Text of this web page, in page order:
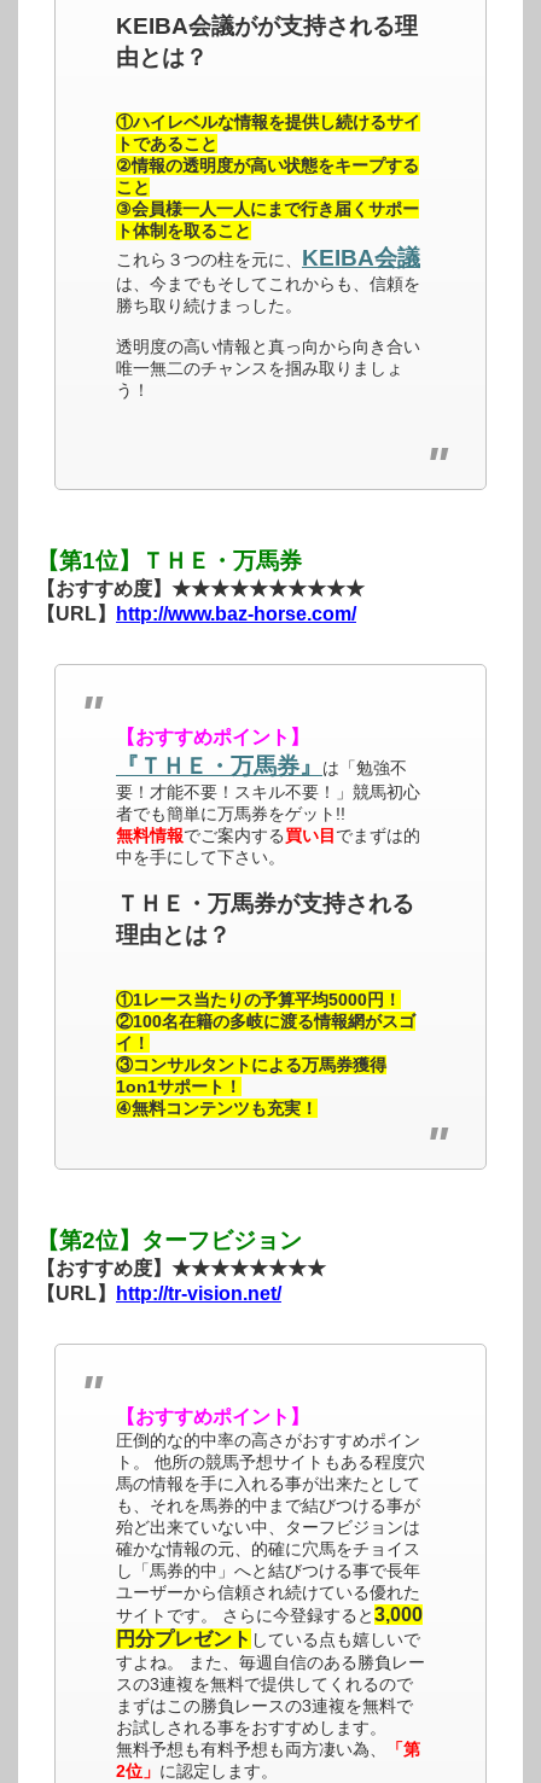
KEIBA会議がが支持される理
由とは？
①ハイレベルな情報を提供し続けるサイ
トであること
②情報の透明度が高い状態をキープする
こと
③会員様一人一人にまで行き届くサポー
ト体制を取ること
これら３つの柱を元に、 KEIBA会議
は、今までもそしてこれからも、信頼を
勝ち取り続けまっした。
透明度の高い情報と真っ向から向き合い
唯一無二のチャンスを掴み取りましょ
う！
【第1位】ＴＨＥ・万馬券
【おすすめ度】★★★★★★★★★★
【URL】
http://www.baz-horse.com/
【おすすめポイント】
『ＴＨＥ・万馬券』
は「勉強不
要！才能不要！スキル不要！」競馬初心
者でも簡単に万馬券をゲット!!
無料情報でご案内する買い目 でまずは的
中を手にして下さい。
ＴＨＥ・万馬券が支持される
理由とは？
①1レース当たりの予算平均5000円！
②100名在籍の多岐に渡る情報網がスゴ
イ！
③コンサルタントによる万馬券獲得
1on1サポート！
④無料コンテンツも充実！
【第2位】ターフビジョン
【おすすめ度】★★★★★★★★
【URL】
http://tr-vision.net/
【おすすめポイント】
圧倒的な的中率の高さがおすすめポイン
ト。 他所の競馬予想サイトもある程度穴
馬の情報を手に入れる事が出来たとして
も、それを馬券的中まで結びつける事が
殆ど出来ていない中、ターフビジョンは
確かな情報の元、的確に穴馬をチョイス
し「馬券的中」へと結びつける事で長年
ユーザーから信頼され続けている優れた
サイトです。 さらに今登録すると3,000
円分プレゼント している点も嬉しいで
すよね。 また、毎週自信のある勝負レー
スの3連複を無料で提供してくれるので
まずはこの勝負レースの3連複を無料で
お試しされる事をおすすめします。
無料予想も有料予想も両方凄い為、
「第
2位」 に認定します。